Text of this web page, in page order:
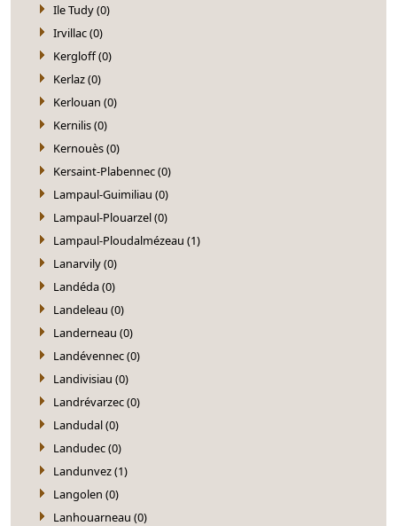
Ile Tudy (0)
Irvillac (0)
Kergloff (0)
Kerlaz (0)
Kerlouan (0)
Kernilis (0)
Kernouès (0)
Kersaint-Plabennec (0)
Lampaul-Guimiliau (0)
Lampaul-Plouarzel (0)
Lampaul-Ploudalmézeau (1)
Lanarvily (0)
Landéda (0)
Landeleau (0)
Landerneau (0)
Landévennec (0)
Landivisiau (0)
Landrévarzec (0)
Landudal (0)
Landudec (0)
Landunvez (1)
Langolen (0)
Lanhouarneau (0)